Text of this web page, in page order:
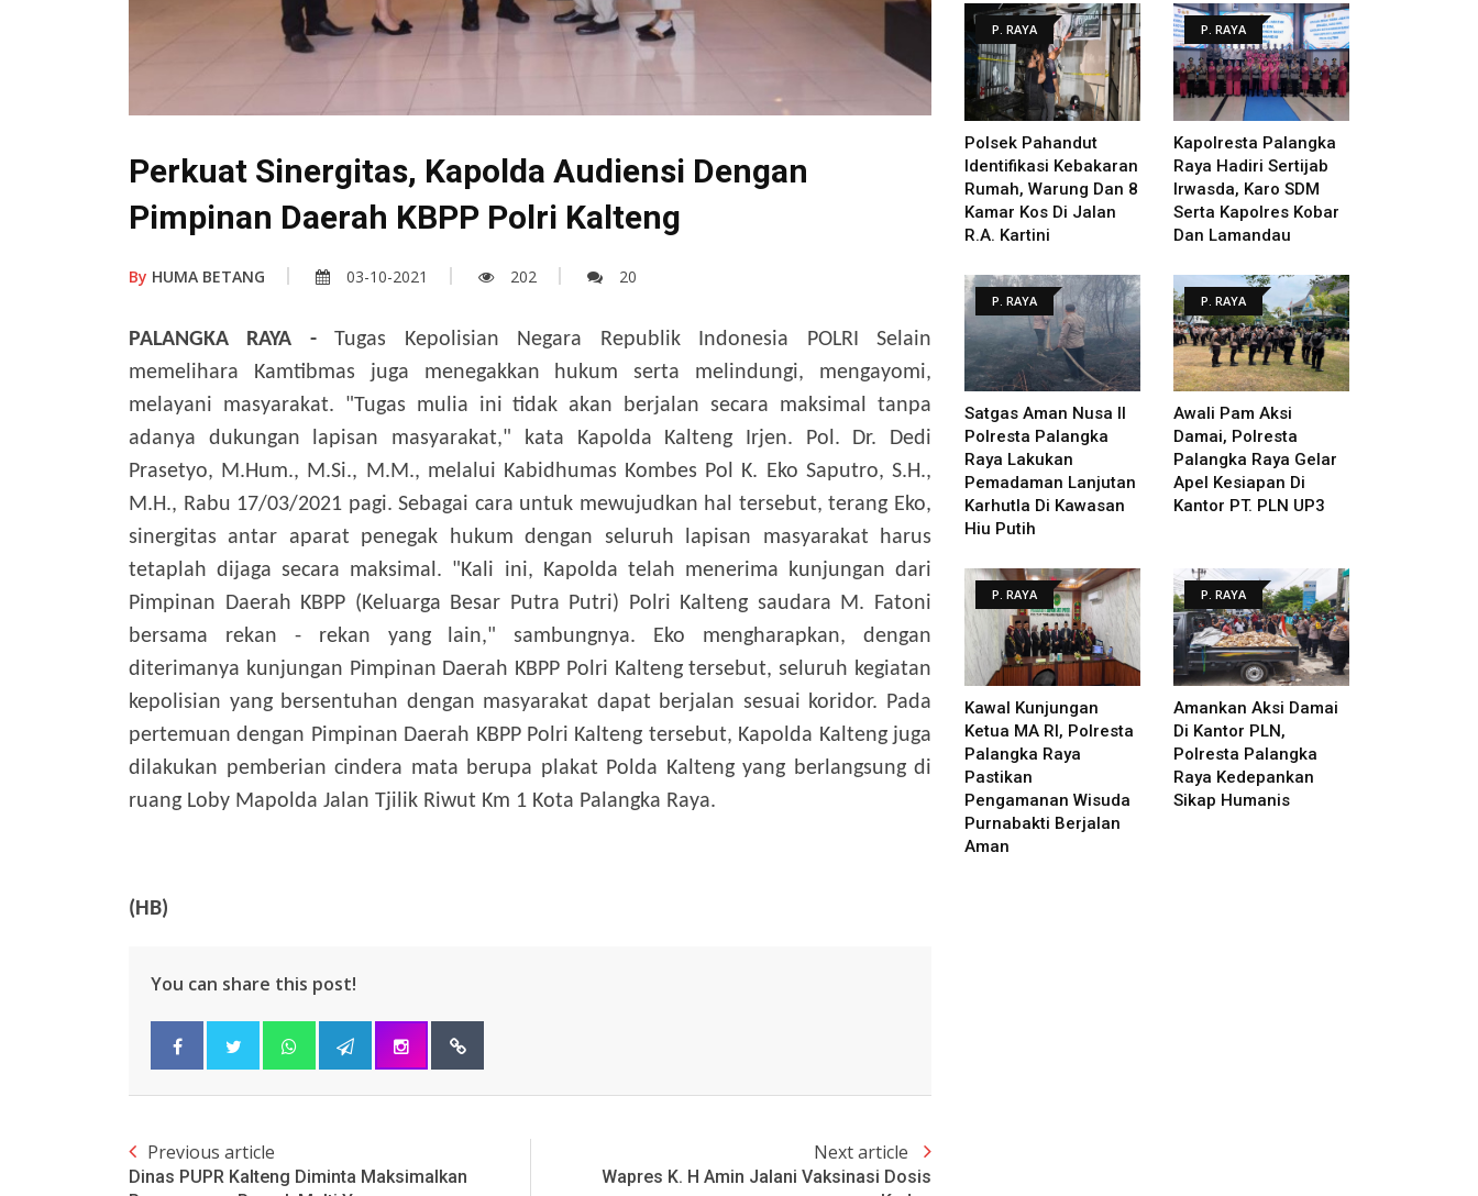
Perkuat Sinergitas, Kapolda Audiensi Dengan
Pimpinan Daerah KBPP Polri Kalteng
By HUMA BETANG 03-10-2021 202 20
PALANGKA RAYA -Tugas Kepolisian Negara Republik Indonesia POLRI Selain
memelihara Kamtibmas juga menegakkan hukum serta melindungi, mengayomi,
melayani masyarakat. "Tugas mulia ini tidak akan berjalan secara maksimal tanpa
adanya dukungan lapisan masyarakat," kata Kapolda Kalteng Irjen. Pol. Dr. Dedi
Prasetyo, M.Hum., M.Si., M.M., melalui Kabidhumas Kombes Pol K. Eko Saputro, S.H.,
M.H., Rabu 17/03/2021 pagi. Sebagai cara untuk mewujudkan hal tersebut, terang Eko,
sinergitas antar aparat penegak hukum dengan seluruh lapisan masyarakat harus
tetaplah dijaga secara maksimal. "Kali ini, Kapolda telah menerima kunjungan dari
Pimpinan Daerah KBPP (Keluarga Besar Putra Putri) Polri Kalteng saudara M. Fatoni
bersama rekan - rekan yang lain," sambungnya. Eko mengharapkan, dengan
diterimanya kunjungan Pimpinan Daerah KBPP Polri Kalteng tersebut, seluruh kegiatan
kepolisian yang bersentuhan dengan masyarakat dapat berjalan sesuai koridor. Pada
pertemuan dengan Pimpinan Daerah KBPP Polri Kalteng tersebut, Kapolda Kalteng juga
dilakukan pemberian cindera mata berupa plakat Polda Kalteng yang berlangsung di
ruang Loby Mapolda Jalan Tjilik Riwut Km 1 Kota Palangka Raya.
(HB)
You can share this post!
Previous article
Dinas PUPR Kalteng Diminta Maksimalkan
Next article
Wapres K. H Amin Jalani Vaksinasi Dosis
P. RAYA
Polsek Pahandut
Identifikasi Kebakaran
Rumah, Warung Dan 8
Kamar Kos Di Jalan
R.A. Kartini
P. RAYA
Kapolresta Palangka
Raya Hadiri Sertijab
Irwasda, Karo SDM
Serta Kapolres Kobar
Dan Lamandau
P. RAYA
Satgas Aman Nusa II
Polresta Palangka
Raya Lakukan
Pemadaman Lanjutan
Karhutla Di Kawasan
Hiu Putih
P. RAYA
Awali Pam Aksi
Damai, Polresta
Palangka Raya Gelar
Apel Kesiapan Di
Kantor PT. PLN UP3
P. RAYA
Kawal Kunjungan
Ketua MA RI, Polresta
Palangka Raya
Pastikan
Pengamanan Wisuda
Purnabakti Berjalan
Aman
P. RAYA
Amankan Aksi Damai
Di Kantor PLN,
Polresta Palangka
Raya Kedepankan
Sikap Humanis